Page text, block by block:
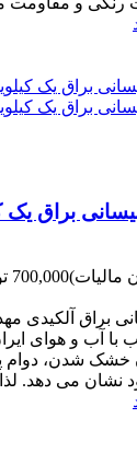
براق یک
مالیات)700,000 تومان
براق آلکیدی
با آب و هوای
ﺧﺸﮏ ﺷﺪن، دوام
ﻧﺸﺎن ﻣﯽ دﻫﺪ.